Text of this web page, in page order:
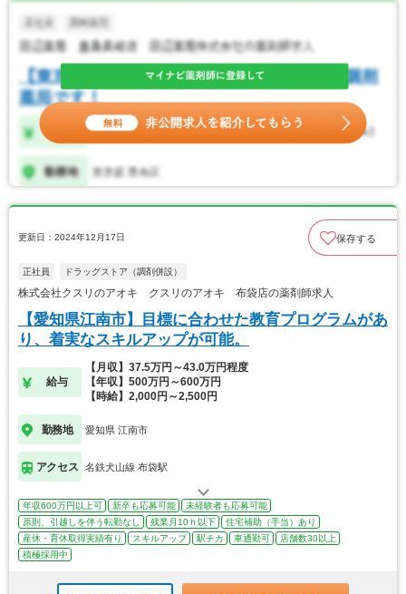
更新日：2024年12月17日 保存する
正社員 ドラッグストア（調剤併設）
株式会社クスリのアオキ クスリのアオキ 布袋店の薬剤師求人
【愛知県江南市】目標に合わせた教育プログラムがあ
り、着実なスキルアップが可能。
給与
【月収】37.5万円～43.0万円程度
【年収】500万円～600万円
【時給】2,000円～2,500円
勤務地 愛知県 江南市
アクセス 名鉄犬山線 布袋駅
年収600万円以上可 新卒も応募可能
未経験者も応募可能
原則、引越しを伴う転勤なし
残業月10ｈ以下
住宅補助（手当）あり
産休・育休取得実績有り
スキルアップ 駅チカ 車通勤可
店舗数30以上
積極採用中